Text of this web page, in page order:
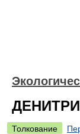
Толкование